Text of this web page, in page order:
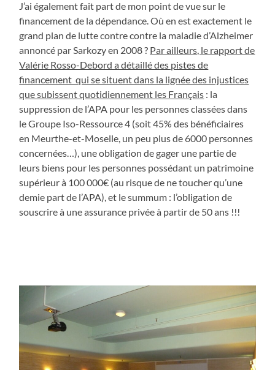
J’ai également fait part de mon point de vue sur le
financement de la dépendance. Où en est exactement le
grand plan de lutte contre contre la maladie d’Alzheimer
annoncé par Sarkozy en 2008 ? Par ailleurs, le rapport de
Valérie Rosso-Debord a détaillé des pistes de
financement qui se situent dans la lignée des injustices
que subissent quotidiennement les Français : la
suppression de l’APA pour les personnes classées dans
le Groupe Iso-Ressource 4 (soit 45% des bénéficiaires
en Meurthe-et-Moselle, un peu plus de 6000 personnes
concernées…), une obligation de gager une partie de
leurs biens pour les personnes possédant un patrimoine
supérieur à 100 000€ (au risque de ne toucher qu’une
demie part de l’APA), et le summum : l’obligation de
souscrire à une assurance privée à partir de 50 ans !!!